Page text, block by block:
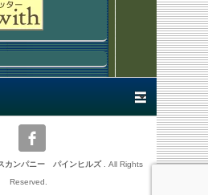
カンパニー パインヒルズ
. All Rights
Reserved.